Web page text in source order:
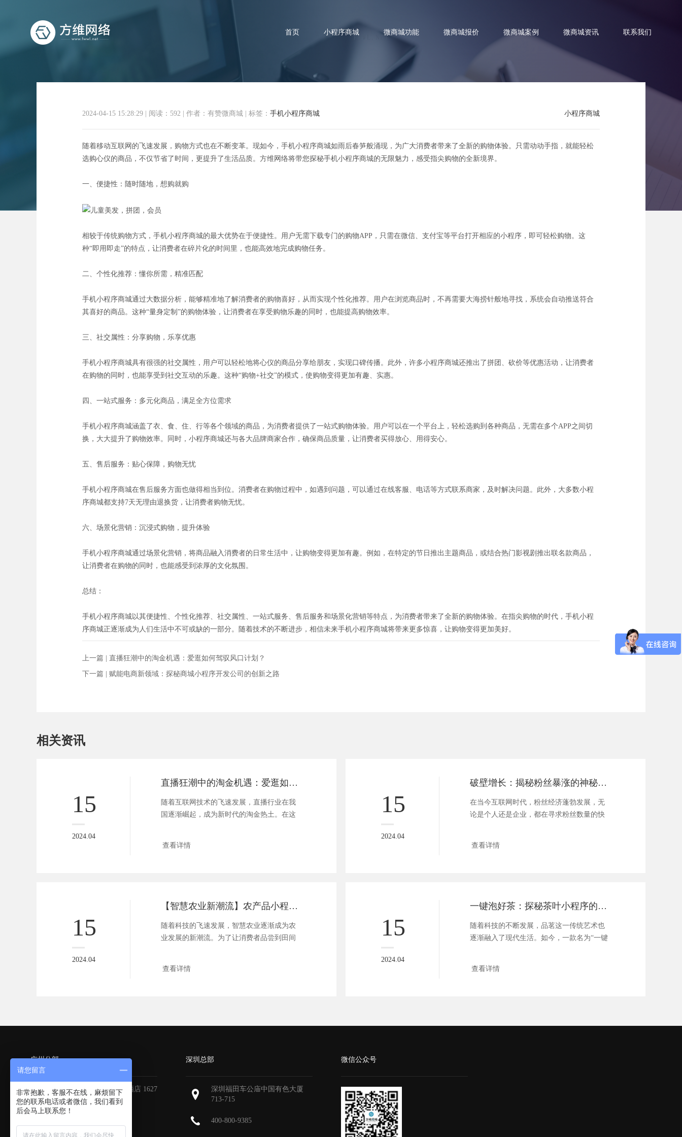
首页 小程序商城 微商城功能 微商城报价 微商城案例 微商城资讯 联系我们
指尖购物新境界：探秘手机小程序商城的无限魅力
小程序商城
2024-04-15 15:28:29 阅读：592 作者：有赞微商城 标签： 手机小程序商城
随着移动互联网的飞速发展，购物方式也在不断变革。现如今，手机小程序商城如雨后春笋般涌现，为广大消费者带来了全新的购物体验。只需动动手指，就能轻松
选购心仪的商品，不仅节省了时间，更提升了生活品质。方维网络将带您探秘手机小程序商城的无限魅力，感受指尖购物的全新境界。
一、便捷性：随时随地，想购就购
相较于传统购物方式，手机小程序商城的最大优势在于便捷性。用户无需下载专门的购物APP，只需在微信、支付宝等平台打开相应的小程序，即可轻松购物。这
种“即用即走”的特点，让消费者在碎片化的时间里，也能高效地完成购物任务。
二、个性化推荐：懂你所需，精准匹配
手机小程序商城通过大数据分析，能够精准地了解消费者的购物喜好，从而实现个性化推荐。用户在浏览商品时，不再需要大海捞针般地寻找，系统会自动推送符合
其喜好的商品。这种“量身定制”的购物体验，让消费者在享受购物乐趣的同时，也能提高购物效率。
三、社交属性：分享购物，乐享优惠
手机小程序商城具有很强的社交属性，用户可以轻松地将心仪的商品分享给朋友，实现口碑传播。此外，许多小程序商城还推出了拼团、砍价等优惠活动，让消费者
在购物的同时，也能享受到社交互动的乐趣。这种“购物+社交”的模式，使购物变得更加有趣、实惠。
四、一站式服务：多元化商品，满足全方位需求
手机小程序商城涵盖了衣、食、住、行等各个领域的商品，为消费者提供了一站式购物体验。用户可以在一个平台上，轻松选购到各种商品，无需在多个APP之间切
换，大大提升了购物效率。同时，小程序商城还与各大品牌商家合作，确保商品质量，让消费者买得放心、用得安心。
五、售后服务：贴心保障，购物无忧
手机小程序商城在售后服务方面也做得相当到位。消费者在购物过程中，如遇到问题，可以通过在线客服、电话等方式联系商家，及时解决问题。此外，大多数小程
序商城都支持7天无理由退换货，让消费者购物无忧。
六、场景化营销：沉浸式购物，提升体验
手机小程序商城通过场景化营销，将商品融入消费者的日常生活中，让购物变得更加有趣。例如，在特定的节日推出主题商品，或结合热门影视剧推出联名款商品，
让消费者在购物的同时，也能感受到浓厚的文化氛围。
总结：
手机小程序商城以其便捷性、个性化推荐、社交属性、一站式服务、售后服务和场景化营销等特点，为消费者带来了全新的购物体验。在指尖购物的时代，手机小程
序商城正逐渐成为人们生活中不可或缺的一部分。随着技术的不断进步，相信未来手机小程序商城将带来更多惊喜，让购物变得更加美好。
上一篇 | 直播狂潮中的淘金机遇：爱逛如何驾驭风口计划？
下一篇 | 赋能电商新领域：探秘商城小程序开发公司的创新之路
相关资讯
15
2024.04
直播狂潮中的淘金机遇：爱逛如何驾驭风口计划？
随着互联网技术的飞速发展，直播行业在我
国逐渐崛起，成为新时代的淘金热土。在这
查看详情
15
2024.04
破壁增长：揭秘粉丝暴涨的神秘公式
在当今互联网时代，粉丝经济蓬勃发展，无
论是个人还是企业，都在寻求粉丝数量的快
查看详情
15
2024.04
【智慧农业新潮流】农产品小程序，一键解锁田间新鲜到家！
随着科技的飞速发展，智慧农业逐渐成为农
业发展的新潮流。为了让消费者品尝到田间
查看详情
15
2024.04
一键泡好茶：探秘茶叶小程序的品茗新境界
随着科技的不断发展，品茗这一传统艺术也
逐渐融入了现代生活。如今，一款名为“一键
查看详情
广州分部
广州天河区地中海国际酒店 1627
深圳总部
深圳福田车公庙中国有色大厦
713-715
400-800-9385
微信公众号
请您留言
非常抱歉，客服不在线，麻烦留下
您的联系电话或者微信，我们看到
后会马上联系您！